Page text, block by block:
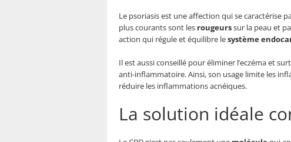
Le psoriasis est une affection qui se caractérise
plus courants sont les rougeurssur la peau et
action qui régule et équilibre lesystème
Il est aussi conseillé pour éliminer l’eczéma et
anti-inflammatoire. Ainsi, son usage limite les
réduire les inflammations acnéiques.
La solution idéale